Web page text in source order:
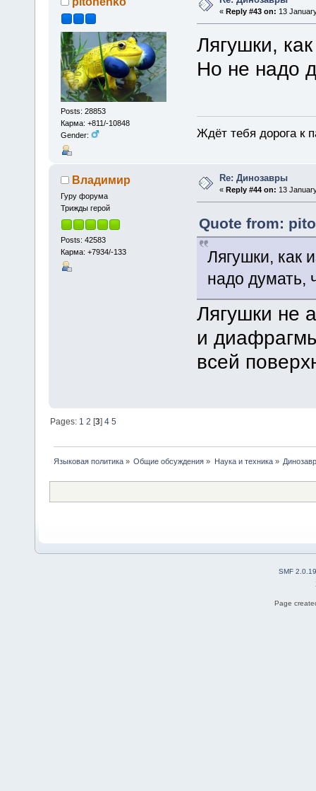
Posts: 28853
Карма: +811/-10848
Gender:
« Reply #43 on: 13
Лягушки,
Но не надо
Ждёт тебя дорога к
Владимир
Гуру форума
Трижды герой
Posts: 42583
Карма: +7934/-133
Re: Динозавры
«Reply #44 on: 13
Quote from:
Лягушки, как
надо думать,
Лягушки не
и
всей
Pages: 1 2 [3]4 5
Языковая политика» Общие обсуждения » Наука и техника»
SMF 2.0.19
Page